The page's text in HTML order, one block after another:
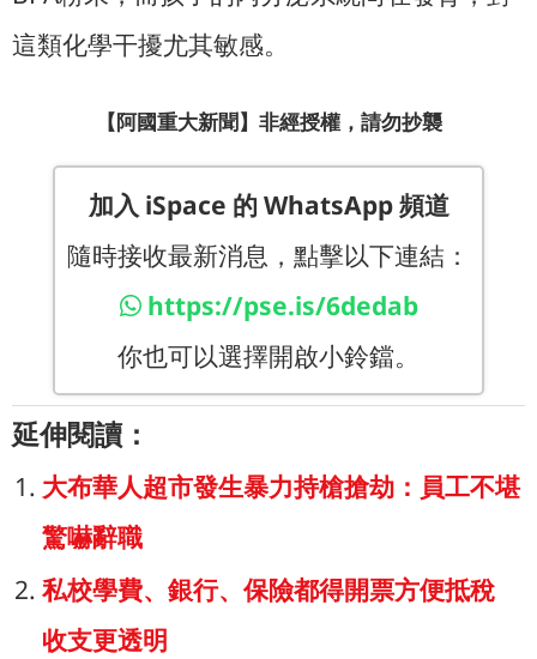
這類化學干擾尤其敏感。
【阿國重大新聞】非經授權，請勿抄襲
加入 iSpace 的 WhatsApp 頻道
隨時接收最新消息，點擊以下連結：
https://pse.is/6dedab
你也可以選擇開啟小鈴鐺。
延伸閱讀：
大布華人超市發生暴力持槍搶劫：員工不堪
驚嚇辭職
私校學費、銀行、保險都得開票方便抵稅
收支更透明